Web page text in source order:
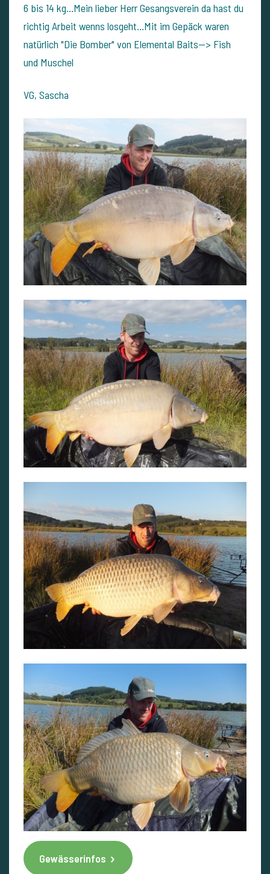
6 bis 14 kg...Mein lieber Herr Gesangsverein da hast du
richtig Arbeit wenns losgeht...Mit im Gepäck waren
natürlich "Die Bomber" von Elemental Baits--> Fish
und Muschel
VG, Sascha
Gewässerinfos